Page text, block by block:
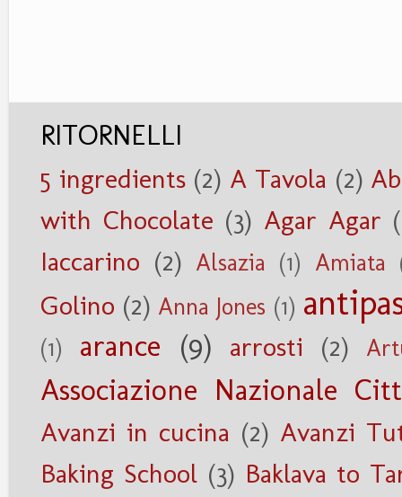
RITORNELLI
5 ingredients (2) A Tavola (2)
with Chocolate (3) Agar Agar
Iaccarino (2) Alsazia (1) Amiata
Golino (2) Anna Jones (1)
(1) arance (9) arrosti (2)
Associazione Nazionale
Avanzi in cucina (2) Avanzi
Baking School (3) Baklava to